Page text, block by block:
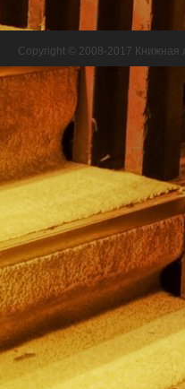
Copyright © 2008-2017 Книжная